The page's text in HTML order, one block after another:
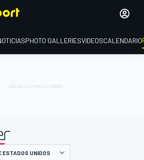
PHOTO GALLERIESVIDEOSCALENDARIO
ESTADOS UNIDOS